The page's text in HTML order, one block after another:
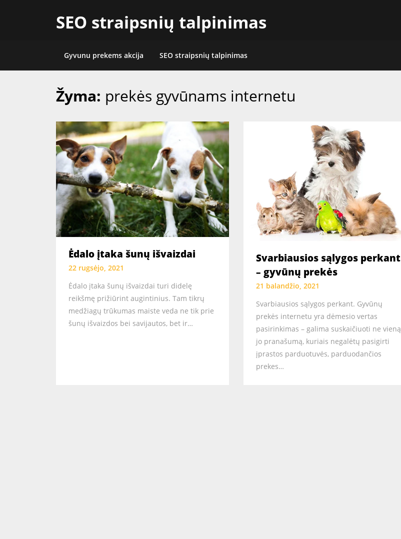
SEO straipsnių talpinimas
Gyvunu prekems akcija SEO straipsnių talpinimas
Žyma: prekės gyvūnams internetu
Ėdalo įtaka šunų išvaizdai
22 rugsėjo, 2021
Ėdalo įtaka šunų išvaizdai turi didelę
reikšmę prižiūrint augintinius. Tam tikrų
medžiagų trūkumas maiste veda ne tik prie
šunų išvaizdos bei savijautos, bet ir…
Svarbiausios sąlygos perkant
– gyvūnų prekės
21 balandžio, 2021
Svarbiausios sąlygos perkant. Gyvūnų
prekės internetu yra dėmesio vertas
pasirinkimas – galima suskaičiuoti ne vieną
jo pranašumą, kuriais negalėtų pasigirti
įprastos parduotuvės, parduodančios
prekes…